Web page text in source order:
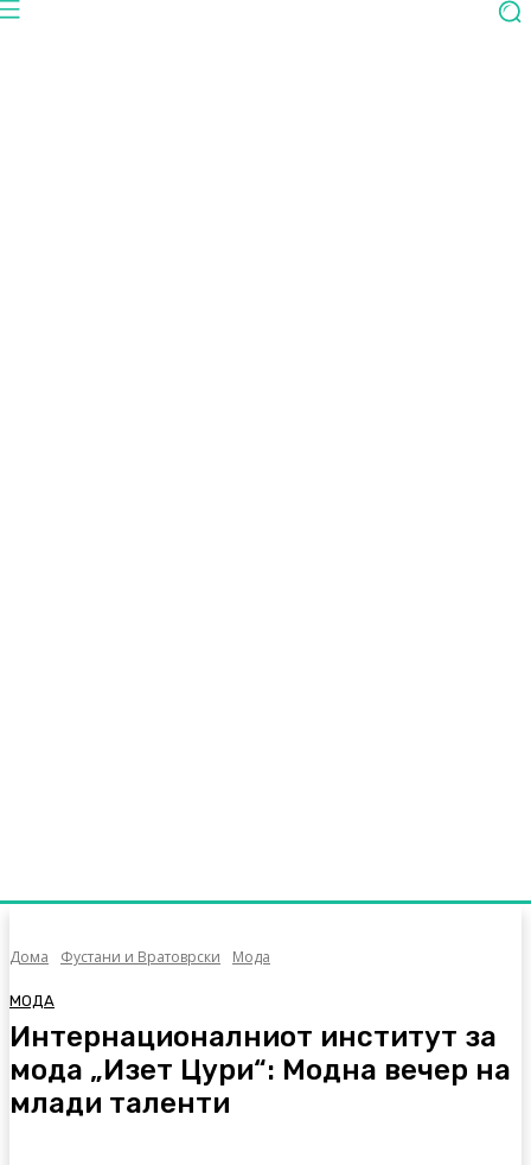
Дома Фустани и Вратоврски Мода
МОДА
Интернационалниот институт за
мода „Изет Цури“: Модна вечер на
млади таленти